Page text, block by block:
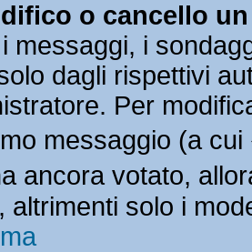
o cancello
messaggi, i
dagli rispettivi
Per
messaggio (a
ancora votato,
altrimenti solo i